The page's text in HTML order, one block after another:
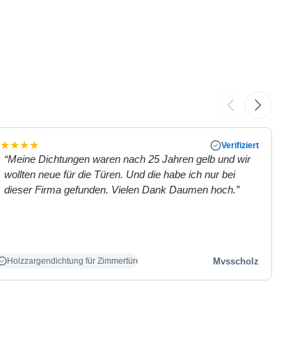
★★★★ Verifiziert
“Meine Dichtungen waren nach 25 Jahren gelb und wir
wollten neue für die Türen. Und die habe ich nur bei
dieser Firma gefunden. Vielen Dank Daumen hoch.”
Holzzargendichtung für Zimmertüren weiß. Mvsscholz